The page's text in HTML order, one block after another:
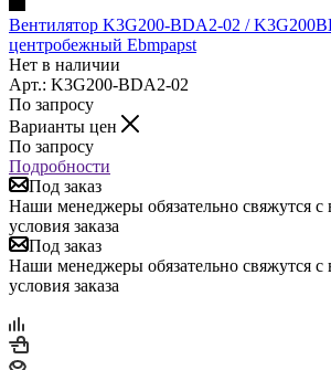
Вентилятор K3G200-BDA2-02 /
центробежный Ebmpapst
Нет в наличии
Арт.: K3G200-BDA2-02
По запросу
Варианты цен
По запросу
Подробности
Под заказ
Наши менеджеры обязательно свяжутся с
условия заказа
Под заказ
Наши менеджеры обязательно свяжутся с
условия заказа